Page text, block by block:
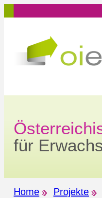
Inhalt
für
Home Projekte